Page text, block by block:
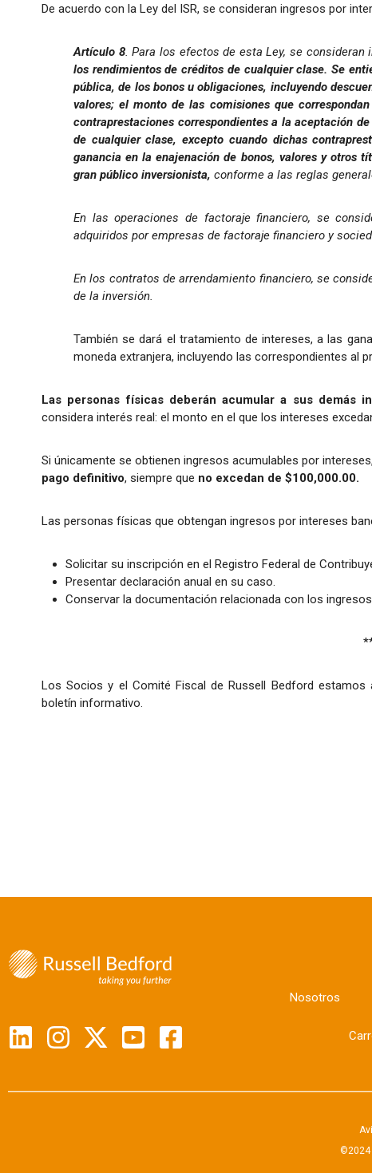
De acuerdo con la Ley del ISR, se consideran ingresos por
Artículo 8. Para los efectos de esta Ley, se consideran
los rendimientos de créditos de cualquier clase. Se
pública, de los bonos u obligaciones, incluyendo
valores; el monto de las comisiones que
contraprestaciones correspondientes a la aceptación
de cualquier clase, excepto cuando dichas
ganancia en la enajenación de bonos, valores y otros
gran público inversionista, conforme a las reglas
En las operaciones de factoraje financiero, se
adquiridos por empresas de factoraje financiero y
En los contratos de arrendamiento financiero, se
de la inversión.
También se dará el tratamiento de intereses, a las
moneda extranjera, incluyendo las correspondientes al
Las personas físicas deberán acumular a sus demás
considera interés real: el monto en el que los intereses
Si únicamente se obtienen ingresos acumulables por intereses,
pago definitivo, siempre que no excedan de $100,000.00.
Las personas físicas que obtengan ingresos por intereses
Solicitar su inscripción en el Registro Federal de
Presentar declaración anual en su caso.
Conservar la documentación relacionada con los
Los Socios y el Comité Fiscal de Russell Bedford
boletín informativo.
Nosotros
©2024